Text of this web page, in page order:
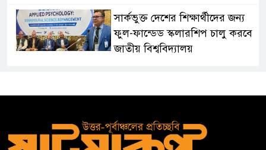
সার্কভুক্ত দেশের শিক্ষার্থীদের জন্য
ফুল-ফান্ডেড স্কলারশিপ চালু করবে
জাতীয় বিশ্ববিদ্যালয়
নান্দনিকতা,